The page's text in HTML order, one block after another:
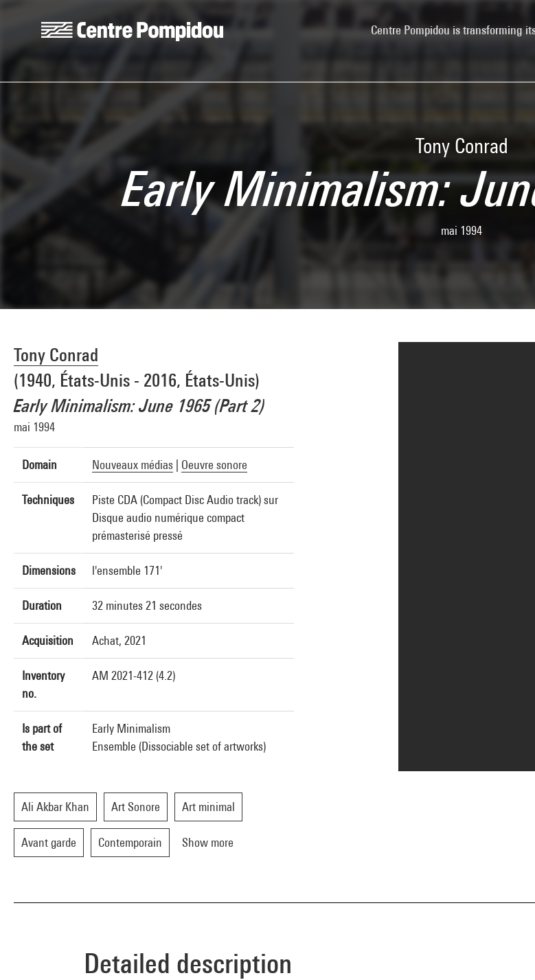
Centre Pompidou is transforming
Tony Conrad
Early Minimalism:
mai 1994
Tony Conrad
(1940, États-Unis - 2016, États-Unis)
Early Minimalism: June 1965 (Part 2)
mai 1994
Domain Nouveaux médias Oeuvre sonore
Techniques
Piste CDA (Compact Disc Audio track) sur
Disque audio numérique compact
prémasterisé pressé
Dimensions l'ensemble 171'
Duration 32 minutes 21 secondes
Acquisition Achat, 2021
Inventory
no.
AM 2021-412 (4.2)
Is part of
the set
Early Minimalism
Ensemble (Dissociable set of artworks)
Ali Akbar Khan Art Sonore Art minimal
Avant garde Contemporain Show more
Detailed description